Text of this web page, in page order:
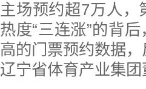
主场预约超7万人，
热度“三连涨”的背
高的门票预约数据
辽宁省体育产业集